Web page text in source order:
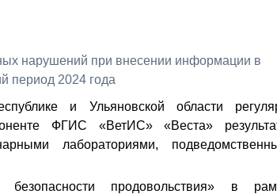
и Ульяновской области
ФГИС «ВетИС» «Веста»
лабораториями,
продовольствия» в